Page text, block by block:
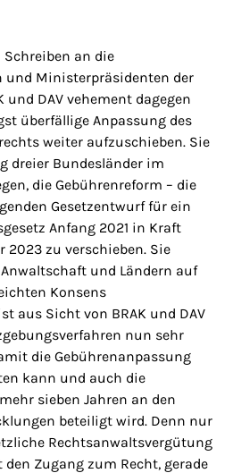
an die
Ministerpräsidenten der
und DAV vehement dagegen
überfällige Anpassung des
weiter aufzuschieben. Sie
dreier Bundesländer im
die Gebührenreform – die
Gesetzentwurf für ein
Anfang 2021 in Kraft
2023 zu verschieben. Sie
und Ländern auf
Konsens
aus Sicht von BRAK und DAV
nun sehr
die Gebührenanpassung
kann und auch die
sieben Jahren an den
beteiligt wird. Denn nur
Rechtsanwaltsvergütung
Zugang zum Recht, gerade